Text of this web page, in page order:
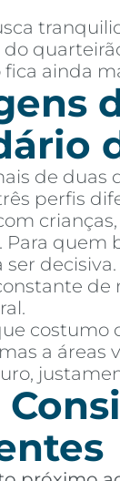
ainda
de duas
perfis
Para quem
ser
de
costumo
a áreas